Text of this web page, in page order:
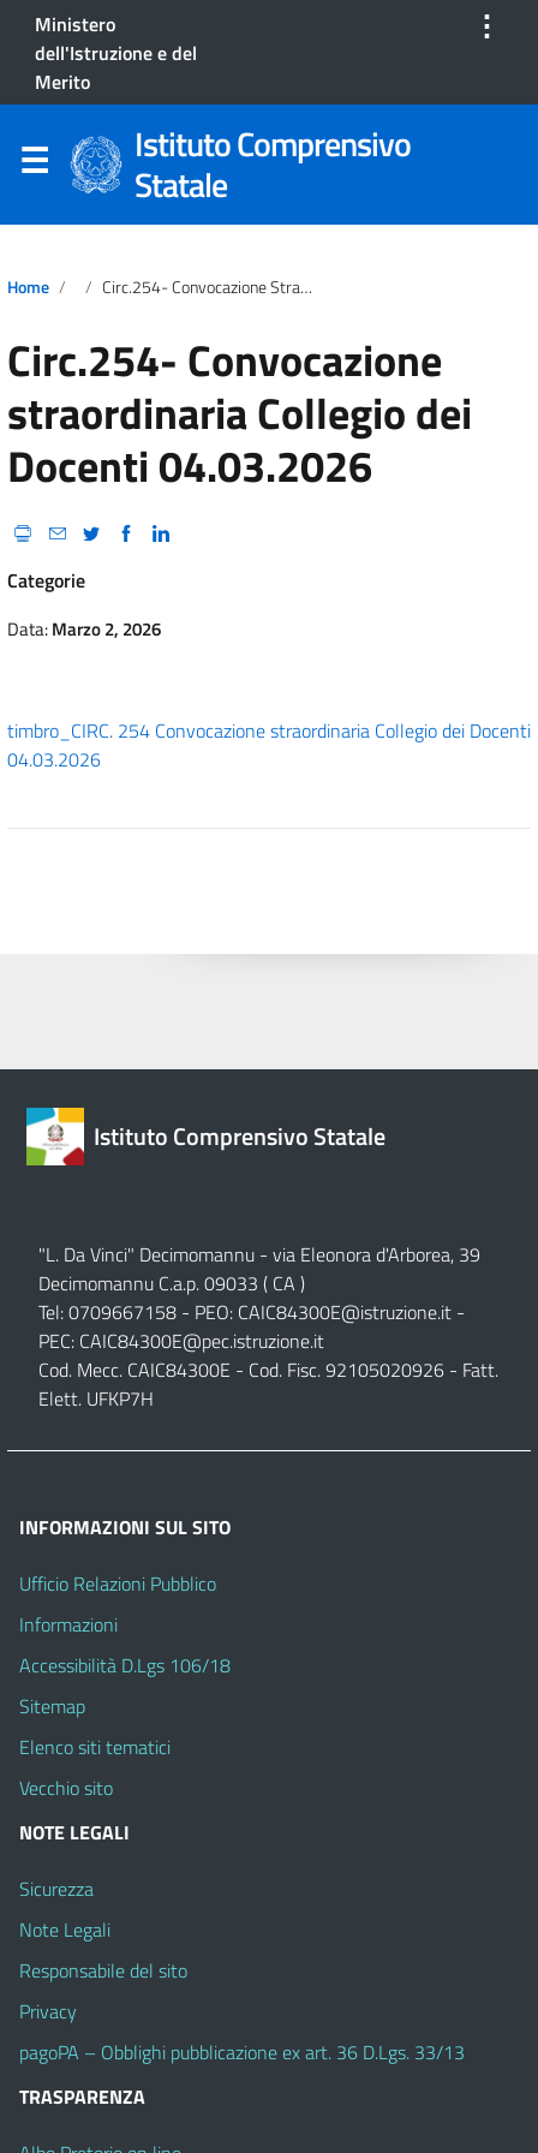
Ministero
dell'Istruzione e del
Merito
⋮
Istituto Comprensivo
Statale
Home Circ.254- Convocazione Straordinaria Collegio Dei Docenti 04.03.2026
Circ.254- Convocazione
straordinaria Collegio dei
Docenti 04.03.2026
Categorie
Data:Marzo 2, 2026
timbro_CIRC. 254 Convocazione straordinaria Collegio dei Docenti
04.03.2026
Istituto Comprensivo Statale
"L. Da Vinci" Decimomannu - via Eleonora d'Arborea, 39
Decimomannu C.a.p. 09033 ( CA )
Tel: 0709667158 - PEO: CAIC84300E@istruzione.it -
PEC: CAIC84300E@pec.istruzione.it
Cod. Mecc. CAIC84300E - Cod. Fisc. 92105020926 - Fatt.
Elett. UFKP7H
INFORMAZIONI SUL SITO
Ufficio Relazioni Pubblico
Informazioni
Accessibilità D.Lgs 106/18
Sitemap
Elenco siti tematici
Vecchio sito
NOTE LEGALI
Sicurezza
Note Legali
Responsabile del sito
Privacy
pagoPA – Obblighi pubblicazione ex art. 36 D.Lgs. 33/13
TRASPARENZA